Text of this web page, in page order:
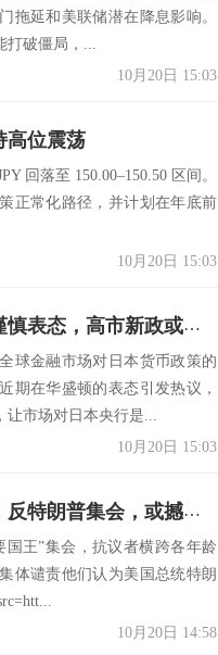
拖延和美联储潜在降息影响。
打破僵局，...
10月20日 15:03
高位震荡
回落至 150.00–150.50 区间。
正常化路径，并计划在年底前
10月20日 15:03
日本央行加息悬念：植田和男谨慎表态，高市新政或掀市场波澜
球金融市场对日本货币政策的
期在华盛顿的表态引发热议，
让市场对日本央行是...
10月20日 15:03
全美数百万人“不要国王”抗议！反特朗普集会，或撼动美元基石？
国王”集会，抗议者横跨各年龄
体谴责他们认为美国总统特朗
10月20日 14:58